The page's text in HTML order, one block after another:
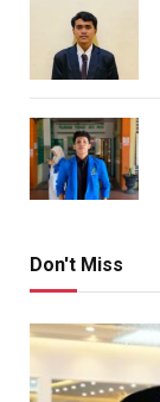
Don't Miss